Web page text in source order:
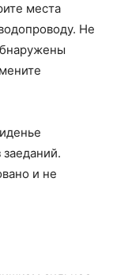
места
Не
и не